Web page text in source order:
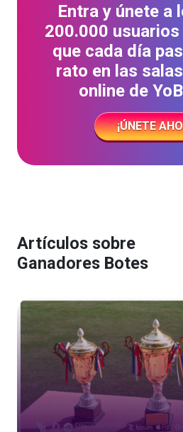
Entra y únete a
200.000
que cada día
rato en las
online de
¡ÚNETE
Artículos sobre
Ganadores Botes